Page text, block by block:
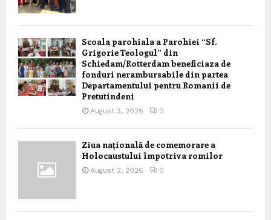
Scoala parohiala a Parohiei “Sf.
Grigorie Teologul” din
Schiedam/Rotterdam beneficiaza de
fonduri nerambursabile din partea
Departamentului pentru Romanii de
Pretutindeni
August 3, 2026 0
Ziua națională de comemorare a
Holocaustului împotriva romilor
August 2, 2026 0